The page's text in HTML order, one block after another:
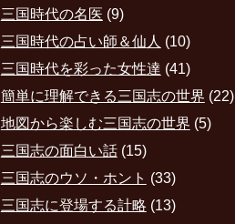
三国時代の名医 (9)
三国時代の占い師＆仙人 (10)
三国時代を彩った女性達 (41)
簡単に理解できる三国志の世界 (22)
地図から楽しむ三国志の世界 (5)
三国志の面白い話(15)
三国志のウソ・ホント (33)
三国志に登場する計略 (13)